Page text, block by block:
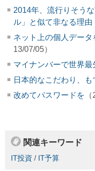
2014年、流行りそう
ル」と似て非なる理由
ネット上の個人デー
13/07/05）
マイナンバーで世界最
日本的なこだわり、
改めてパスワードを
関連キーワード
IT投資 / IT予算